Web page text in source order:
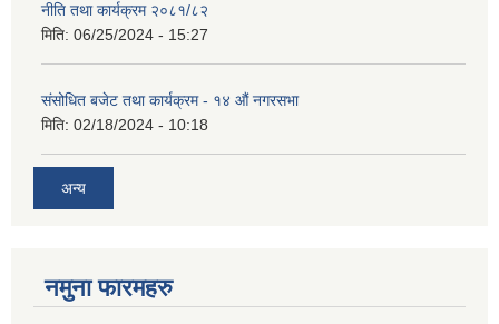
नीति तथा कार्यक्रम २०८१/८२
मिति: 06/25/2024 - 15:27
संसोधित बजेट तथा कार्यक्रम - १४ औं नगरसभा
मिति: 02/18/2024 - 10:18
अन्य
नमुना फारमहरु